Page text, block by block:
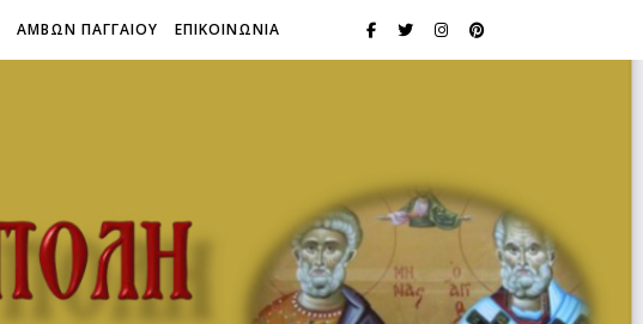
ΑΜΒΩΝ ΠΑΓΓΑΙΟΥ ΕΠΙΚΟΙΝΩΝΙΑ